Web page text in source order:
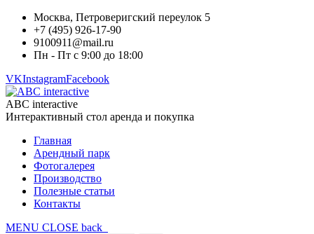
Москва, Петроверигский переулок 5
+7 (495) 926-17-90
9100911@mail.ru
Пн - Пт с 9:00 до 18:00
VKInstagramFacebook
ABC interactive
Интерактивный стол аренда и покупка
Главная
Арендный парк
Фотогалерея
Производство
Полезные статьи
Контакты
MENU CLOSE back